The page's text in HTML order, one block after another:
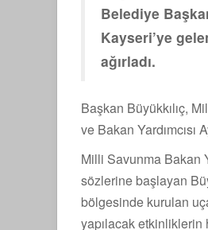
Belediye
Kayseri’ye
ağırladı.
Başkan Büyükkılıç,
ve Bakan Yardımcısı
Milli Savunma Bakan
sözlerine başlayan
bölgesinde kurulan
yapılacak etkinliklerin